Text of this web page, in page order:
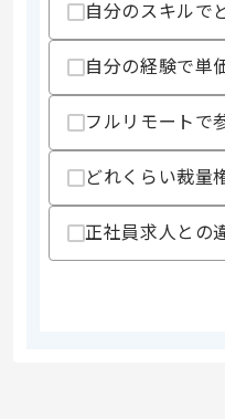
その他募集要項
エージェントからのコ
自分のスキルで
自分の経験で単
フルリモートで
どれくらい裁量
正社員求人との